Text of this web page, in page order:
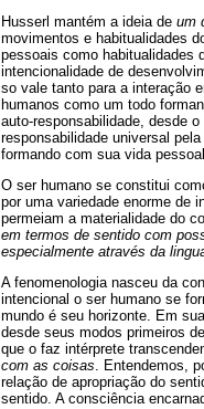
Husserl mantém a ideia de um
movimentos e habitualidades
pessoais como habitualidades
intencionalidade de
so vale tanto para a interação
humanos como um todo
auto-responsabilidade, desde
responsabilidade universal
formando com sua vida
O ser humano se constitui
por uma variedade enorme de
permeiam a materialidade do
em termos de sentido com
especialmente através da
A fenomenologia nasceu da
intencional o ser humano se
mundo é seu horizonte. Em
desde seus modos primeiros
que o faz intérprete
com as coisas. Entendemos,
relação de apropriação do
sentido. A consciência